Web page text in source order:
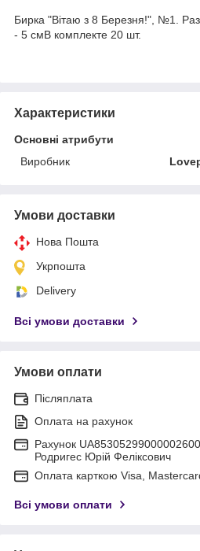
Бирка "Вітаю з 8 Березня!", №1.
- 5 смВ комплекте 20 шт.
Характеристики
Основні атрибути
Виробник
Умови доставки
Нова Пошта
Укрпошта
Delivery
Всі умови доставки
Умови оплати
Післяплата
Оплата на рахунок
Рахунок
Родригес Юрій Феліксович
Оплата карткою Visa,
Всі умови оплати